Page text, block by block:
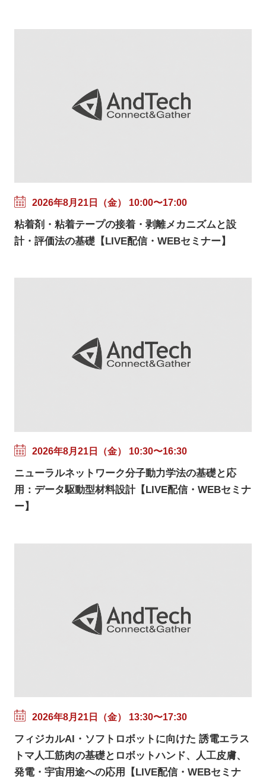
2026年8月21日（金） 10:00〜17:00
粘着剤・粘着テープの接着・剥離メカニズムと設
計・評価法の基礎【LIVE配信・WEBセミナー】
2026年8月21日（金） 10:30〜16:30
ニューラルネットワーク分子動力学法の基礎と応
用：データ駆動型材料設計【LIVE配信・WEBセミナ
ー】
2026年8月21日（金） 13:30〜17:30
フィジカルAI・ソフトロボットに向けた 誘電エラス
トマ人工筋肉の基礎とロボットハンド、人工皮膚、
発電・宇宙用途への応用【LIVE配信・WEBセミナ